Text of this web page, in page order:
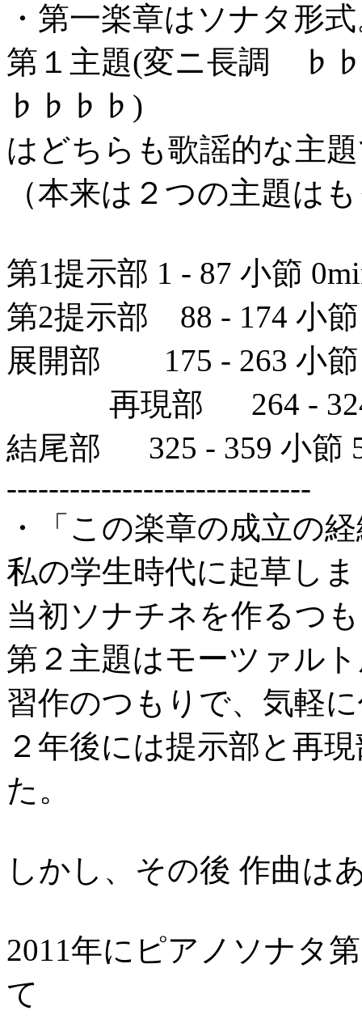
・第一楽章はソナタ形
第１主題(変ニ長調
♭♭♭♭)
はどちらも歌謡的な主
（本来は２つの主題は
第1提示部 1 - 87 小節
第2提示部 88 - 174 小節
展開部 175 - 263 小節
再現部 264 - 324
結尾部 325 - 359 小節
-----------------------------
・「この楽章の成立の
私の学生時代に起草し
当初ソナチネを作るつ
第２主題はモーツァル
習作のつもりで、気軽
２年後には提示部と再
た。
しかし、その後 作曲は
2011年にピアノソナタ
て